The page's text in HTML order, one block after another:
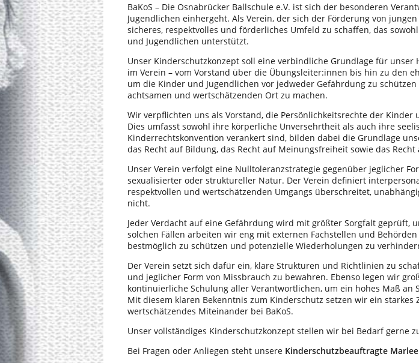
BaKoS – Die Osnabrücker Ballschule e.V. ist sich der besonderen
Jugendlichen einhergeht. Als Verein, der sich der Förderung von
sicheres, respektvolles und förderliches Umfeld zu schaffen, das
und Jugendlichen unterstützt.
Unser Kinderschutzkonzept soll eine verbindliche Grundlage für
im Verein – vom Vorstand über die Übungsleiter:innen bis hin zu den
um die Kinder und Jugendlichen vor jedweder Gefährdung zu
achtsamen und wertschätzenden Ort zu machen.
Wir verpflichten uns als Vorstand, die Persönlichkeitsrechte der
Dies umfasst sowohl ihre körperliche Unversehrtheit als auch ihre
Kinderrechtskonvention verankert sind, bilden dabei die Grundlage
das Recht auf Bildung, das Recht auf Meinungsfreiheit sowie das
Unser Verein verfolgt eine Nulltoleranzstrategie gegenüber jeglicher
sexualisierter oder struktureller Natur. Der Verein definiert
respektvollen und wertschätzenden Umgangs überschreitet,
nicht.
Jeder Verdacht auf eine Gefährdung wird mit größter Sorgfalt geprüft,
solchen Fällen arbeiten wir eng mit externen Fachstellen und
bestmöglich zu schützen und potenzielle Wiederholungen zu
Der Verein setzt sich dafür ein, klare Strukturen und Richtlinien zu
und jeglicher Form von Missbrauch zu bewahren. Ebenso legen wir
kontinuierliche Schulung aller Verantwortlichen, um ein hohes Maß an
Mit diesem klaren Bekenntnis zum Kinderschutz setzen wir ein
wertschätzendes Miteinander bei BaKoS.
Unser vollständiges Kinderschutzkonzept stellen wir bei Bedarf gerne
Bei Fragen oder Anliegen steht unsere Kinderschutzbeauftragte